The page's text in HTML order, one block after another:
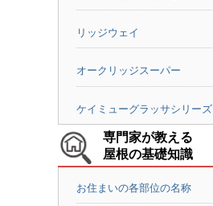
リッジウェイ
オークリッジスーパー
ケイミューグラッサシリーズ
専門家が教える
屋根の基礎知識
お住まいの各部位の名称